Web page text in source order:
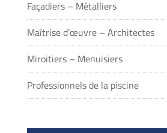
Façadiers – Métalliers
Maîtrise d’œuvre – Architectes
Miroitiers – Menuisiers
Professionnels de la piscine